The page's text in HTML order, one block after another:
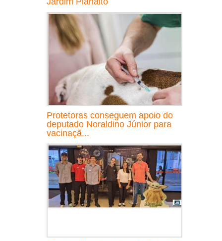
Protetoras conseguem apoio do
deputado Noraldino Júnior para
vacinaçã...